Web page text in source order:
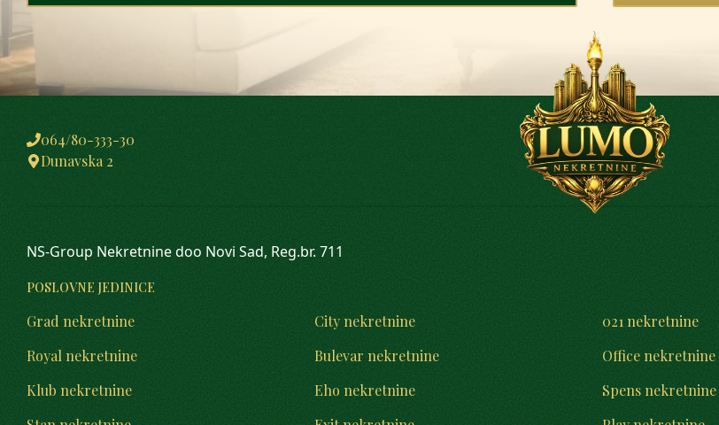
064/80-333-30
Dunavska 2
NS-Group Nekretnine doo Novi Sad, Reg.br. 711
POSLOVNE JEDINICE
Grad nekretnine City nekretnine 021 nekretnine
Royal nekretnine
Bulevar nekretnine Office nekretnine
Klub nekretnine
Eho nekretnine Spens nekretnine